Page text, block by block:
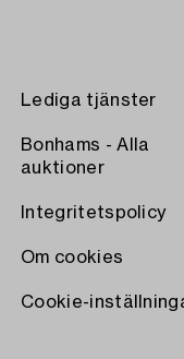
Lediga tjänster
Bonhams - Alla
auktioner
Integritetspolicy
Om cookies
Cookie-